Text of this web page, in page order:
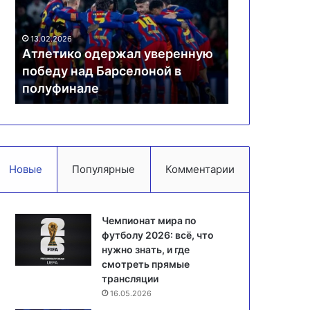
над
Барселоной
полуфинале
13.02.2026
Атлетико одержал уверенную
победу над Барселоной в
полуфинале
—
трансфера
Новые Популярные Комментарии
Чемпионат мира по
футболу 2026: всё, что
нужно знать, и где
смотреть прямые
трансляции
16.05.2026